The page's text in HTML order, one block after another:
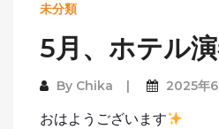
未分類
5月、ホテル
By Chika 2025年6
おはようございます